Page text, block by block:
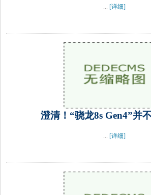
... [详细]
澄清！“骁龙8s Gen4”并
... [详细]